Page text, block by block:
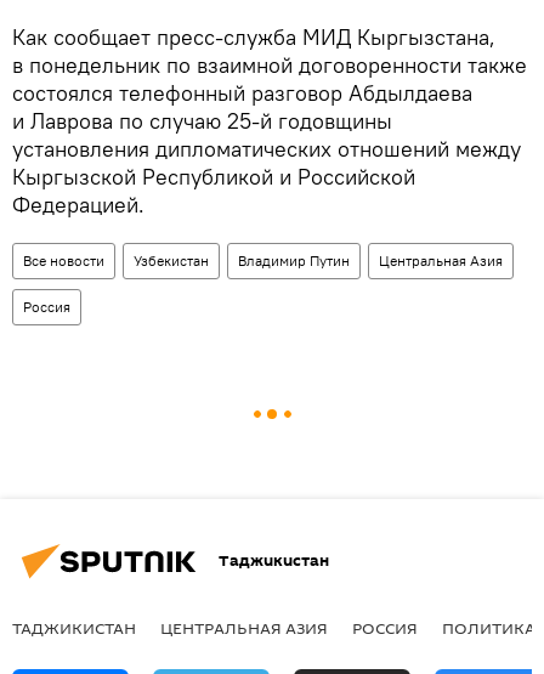
Как сообщает пресс-служба МИД Кыргызстана,
в понедельник по взаимной договоренности также
состоялся телефонный разговор Абдылдаева
и Лаврова по случаю 25-й годовщины
установления дипломатических отношений между
Кыргызской Республикой и Российской
Федерацией.
Все новости Узбекистан Владимир Путин Центральная Азия
Россия
Таджикистан
ТАДЖИКИСТАН ЦЕНТРАЛЬНАЯ АЗИЯ РОССИЯ ПОЛИТИКА